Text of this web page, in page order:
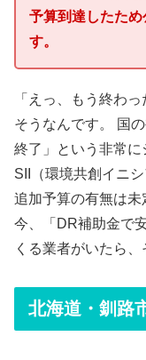
予算到達したた
す。
「えっ、もう終わ
そうなんです。 国
終了」という非常に
SII（環境共創イニ
追加予算の有無は
今、「DR補助金で
くる業者がいたら
北海道・釧路